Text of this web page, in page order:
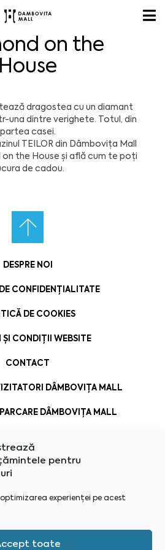
pentru
experienței pe acest
toate
on the
House
dragostea cu un diamant
una dintre verighete. Totul, din
partea casei.
TEILOR din Dâmbovița Mall
the House și află cum te poți
de cadou.
DESPRE NOI
CONFIDENȚIALITATE
DE COOKIES
ȘI CONDIȚII WEBSITE
CONTACT
DÂMBOVIȚA MALL
DÂMBOVIȚA MALL